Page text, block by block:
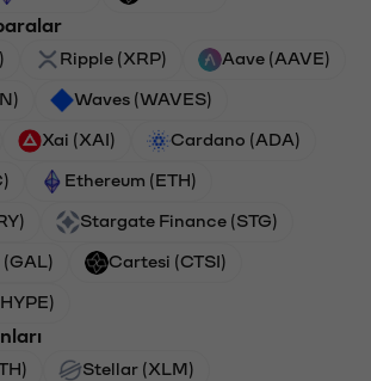
Ripple (XRP) Aave (AAVE)
Waves (WAVES)
Xai (XAI) Cardano (ADA)
Ethereum (ETH)
Stargate Finance (STG)
Cartesi (CTSI)
Stellar (XLM)